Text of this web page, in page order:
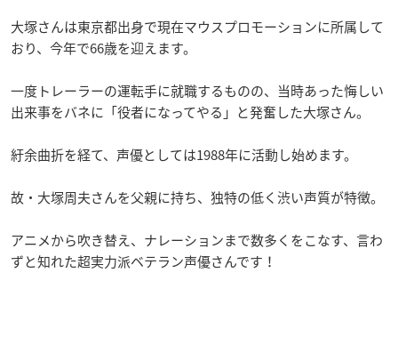
大塚さんは東京都出身で現在マウスプロモーションに所属して
おり、今年で66歳を迎えます。
一度トレーラーの運転手に就職するものの、当時あった悔しい
出来事をバネに「役者になってやる」と発奮した大塚さん。
紆余曲折を経て、声優としては1988年に活動し始めます。
故・大塚周夫さんを父親に持ち、独特の低く渋い声質が特徴。
アニメから吹き替え、ナレーションまで数多くをこなす、言わ
ずと知れた超実力派ベテラン声優さんです！